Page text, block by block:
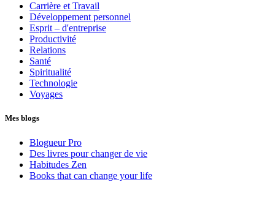
Carrière et Travail
Développement personnel
Esprit – d'entreprise
Productivité
Relations
Santé
Spiritualité
Technologie
Voyages
Mes blogs
Blogueur Pro
Des livres pour changer de vie
Habitudes Zen
Books that can change your life